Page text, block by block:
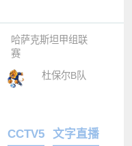
哈萨克斯坦甲组联
赛
杜保尔B队
CCTV5 文字直播